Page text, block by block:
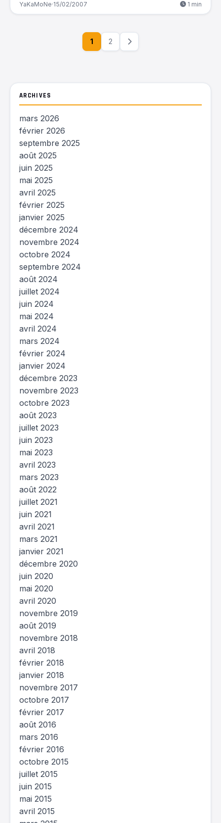
YaKaMoNe·15/02/2007 1 min
1 2
ARCHIVES
mars 2026
février 2026
septembre 2025
août 2025
juin 2025
mai 2025
avril 2025
février 2025
janvier 2025
décembre 2024
novembre 2024
octobre 2024
septembre 2024
août 2024
juillet 2024
juin 2024
mai 2024
avril 2024
mars 2024
février 2024
janvier 2024
décembre 2023
novembre 2023
octobre 2023
août 2023
juillet 2023
juin 2023
mai 2023
avril 2023
mars 2023
août 2022
juillet 2021
juin 2021
avril 2021
mars 2021
janvier 2021
décembre 2020
juin 2020
mai 2020
avril 2020
novembre 2019
août 2019
novembre 2018
avril 2018
février 2018
janvier 2018
novembre 2017
octobre 2017
février 2017
août 2016
mars 2016
février 2016
octobre 2015
juillet 2015
juin 2015
mai 2015
avril 2015